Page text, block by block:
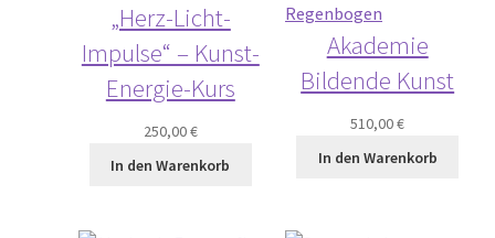
„Herz-Licht-
Impulse“ – Kunst-
Energie-Kurs
250,00€
In den Warenkorb
Akademie
Bildende Kunst
510,00€
In den Warenkorb